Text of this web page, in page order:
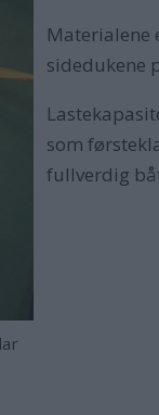
Materialene
sidedukene
som
fullverdig